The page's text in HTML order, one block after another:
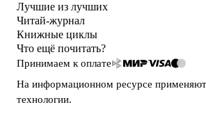
Лучшие из лучших
Читай-журнал
Книжные циклы
Что ещё почитать?
Принимаем к оплате
На информационном ресурсе
технологии.